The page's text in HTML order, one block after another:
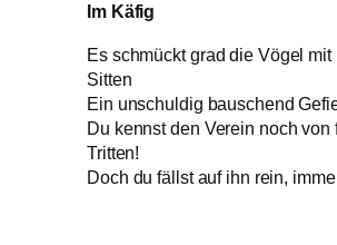
Im Käfig
Es schmückt grad die Vögel mit
Sitten
Ein unschuldig bauschend
Du kennst den Verein noch von
Tritten!
Doch du fällst auf ihn rein,